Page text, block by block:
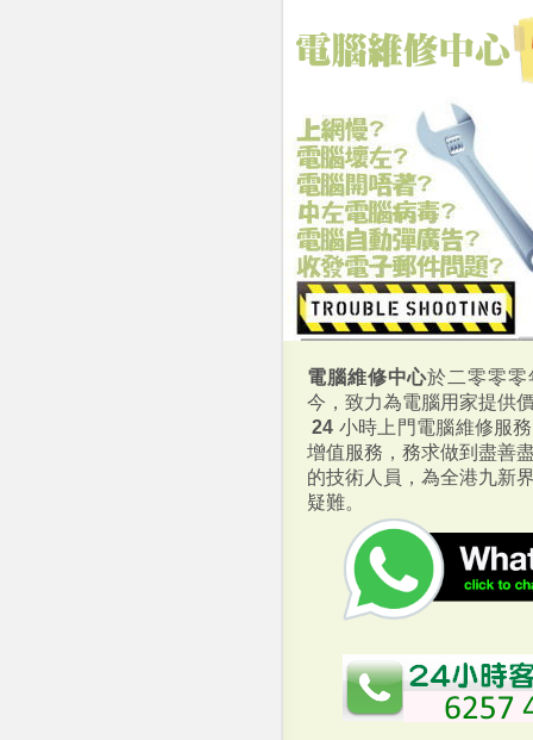
電腦維修中心於二零零
今，致力為電腦用家提供
24 小時上門電腦維修服
增值服務，務求做到盡善
的技術人員，為全港九新
疑難。